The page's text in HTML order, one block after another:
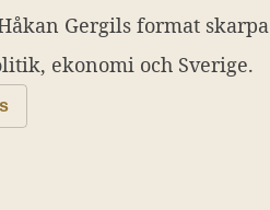
Gergils format skarpa
ekonomi och Sverige.